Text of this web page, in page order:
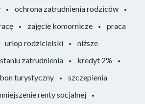
ochrona zatrudnienia rodziców
zajęcie komornicze
praca
urlop rodzicielski
niższe
zatrudnienia
kredyt 2%
bon turystyczny
szczepienia
renty socjalnej